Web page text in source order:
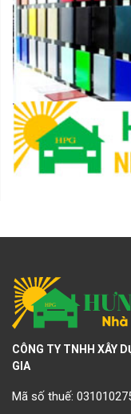
CÔNG TY TNHH XÂY
GIA
Mã số thuế: